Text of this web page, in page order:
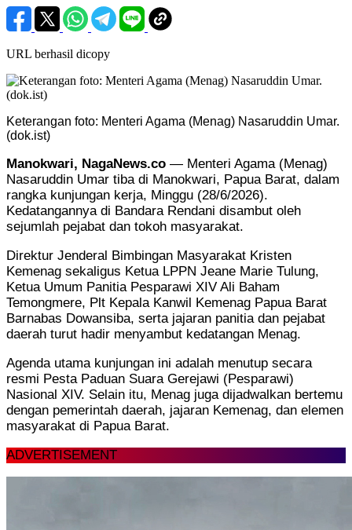
URL berhasil dicopy
Keterangan foto: Menteri Agama (Menag) Nasaruddin Umar.
(dok.ist)
Manokwari, NagaNews.co — Menteri Agama (Menag)
Nasaruddin Umar tiba di Manokwari, Papua Barat, dalam
rangka kunjungan kerja, Minggu (28/6/2026).
Kedatangannya di Bandara Rendani disambut oleh
sejumlah pejabat dan tokoh masyarakat.
Direktur Jenderal Bimbingan Masyarakat Kristen
Kemenag sekaligus Ketua LPPN Jeane Marie Tulung,
Ketua Umum Panitia Pesparawi XIV Ali Baham
Temongmere, Plt Kepala Kanwil Kemenag Papua Barat
Barnabas Dowansiba, serta jajaran panitia dan pejabat
daerah turut hadir menyambut kedatangan Menag.
Agenda utama kunjungan ini adalah menutup secara
resmi Pesta Paduan Suara Gerejawi (Pesparawi)
Nasional XIV. Selain itu, Menag juga dijadwalkan bertemu
dengan pemerintah daerah, jajaran Kemenag, dan elemen
masyarakat di Papua Barat.
ADVERTISEMENT